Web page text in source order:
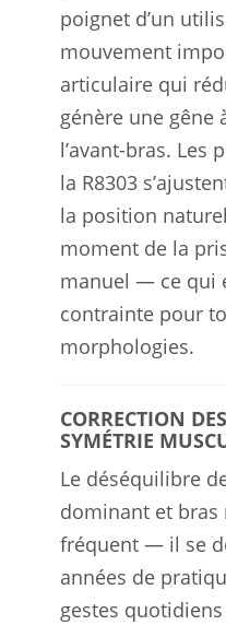
poignet d’un
mouvement
articulaire qui
génère une gêne
l’avant-bras. Les
la R8303
la position
moment de la
manuel — ce qui
contrainte pour
morphologies.
CORRECTION
SYMÉTRIE
Le déséquilibre
dominant et
fréquent — il se
années de
gestes